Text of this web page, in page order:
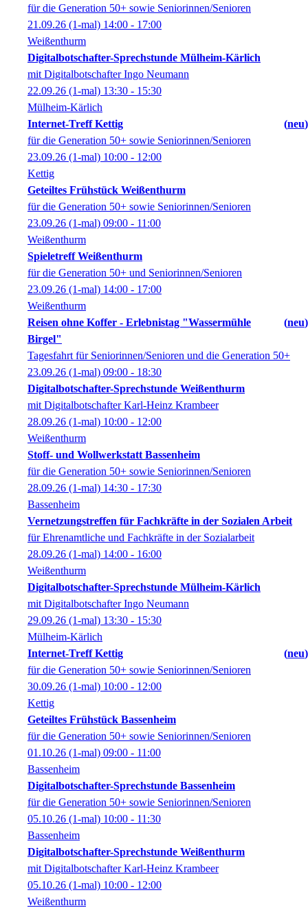
für die Generation 50+ sowie Seniorinnen/Senioren
21.09.26 (1-mal) 14:00 - 17:00
Weißenthurm
Digitalbotschafter-Sprechstunde Mülheim-Kärlich
mit Digitalbotschafter Ingo Neumann
22.09.26 (1-mal) 13:30 - 15:30
Mülheim-Kärlich
Internet-Treff Kettig
neu
für die Generation 50+ sowie Seniorinnen/Senioren
23.09.26 (1-mal) 10:00 - 12:00
Kettig
Geteiltes Frühstück Weißenthurm
für die Generation 50+ sowie Seniorinnen/Senioren
23.09.26 (1-mal) 09:00 - 11:00
Weißenthurm
Spieletreff Weißenthurm
für die Generation 50+ und Seniorinnen/Senioren
23.09.26 (1-mal) 14:00 - 17:00
Weißenthurm
Reisen ohne Koffer - Erlebnistag "Wassermühle
Birgel"
neu
Tagesfahrt für Seniorinnen/Senioren und die Generation 50+
23.09.26 (1-mal) 09:00 - 18:30
Digitalbotschafter-Sprechstunde Weißenthurm
mit Digitalbotschafter Karl-Heinz Krambeer
28.09.26 (1-mal) 10:00 - 12:00
Weißenthurm
Stoff- und Wollwerkstatt Bassenheim
für die Generation 50+ sowie Seniorinnen/Senioren
28.09.26 (1-mal) 14:30 - 17:30
Bassenheim
Vernetzungstreffen für Fachkräfte in der Sozialen Arbeit
für Ehrenamtliche und Fachkräfte in der Sozialarbeit
28.09.26 (1-mal) 14:00 - 16:00
Weißenthurm
Digitalbotschafter-Sprechstunde Mülheim-Kärlich
mit Digitalbotschafter Ingo Neumann
29.09.26 (1-mal) 13:30 - 15:30
Mülheim-Kärlich
Internet-Treff Kettig
neu
für die Generation 50+ sowie Seniorinnen/Senioren
30.09.26 (1-mal) 10:00 - 12:00
Kettig
Geteiltes Frühstück Bassenheim
für die Generation 50+ sowie Seniorinnen/Senioren
01.10.26 (1-mal) 09:00 - 11:00
Bassenheim
Digitalbotschafter-Sprechstunde Bassenheim
für die Generation 50+ sowie Seniorinnen/Senioren
05.10.26 (1-mal) 10:00 - 11:30
Bassenheim
Digitalbotschafter-Sprechstunde Weißenthurm
mit Digitalbotschafter Karl-Heinz Krambeer
05.10.26 (1-mal) 10:00 - 12:00
Weißenthurm